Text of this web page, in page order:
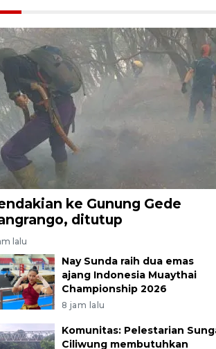
ke Gunung Gede
ditutup
lalu
Nay Sunda raih dua emas
ajang Indonesia Muaythai
Championship 2026
8 jam lalu
Komunitas: Pelestarian
Ciliwung membutuhkan